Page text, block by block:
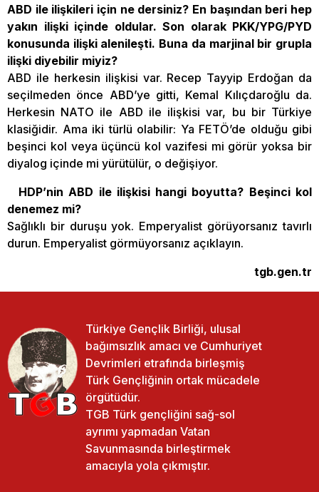
ABD ile ilişkileri için ne dersiniz? En başından beri hep
yakın ilişki içinde oldular. Son olarak PKK/YPG/PYD
konusunda ilişki alenileşti. Buna da marjinal bir grupla
ilişki diyebilir miyiz?
ABD ile herkesin ilişkisi var. Recep Tayyip Erdoğan da
seçilmeden önce ABD’ye gitti, Kemal Kılıçdaroğlu da.
Herkesin NATO ile ABD ile ilişkisi var, bu bir Türkiye
klasiğidir. Ama iki türlü olabilir: Ya FETÖ’de olduğu gibi
beşinci kol veya üçüncü kol vazifesi mi görür yoksa bir
diyalog içinde mi yürütülür, o değişiyor.
HDP’nin ABD ile ilişkisi hangi boyutta? Beşinci kol
denemez mi?
Sağlıklı bir duruşu yok. Emperyalist görüyorsanız tavırlı
durun. Emperyalist görmüyorsanız açıklayın.
tgb.gen.tr
Türkiye Gençlik Birliği, ulusal
bağımsızlık amacı ve Cumhuriyet
Devrimleri etrafında birleşmiş
Türk Gençliğinin ortak mücadele
örgütüdür.
TGB Türk gençliğini sağ-sol
ayrımı yapmadan Vatan
Savunmasında birleştirmek
amacıyla yola çıkmıştır.